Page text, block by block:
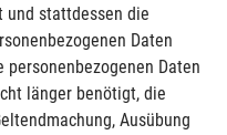
und stattdessen die
Daten
Daten
länger benötigt, die
Ausübung